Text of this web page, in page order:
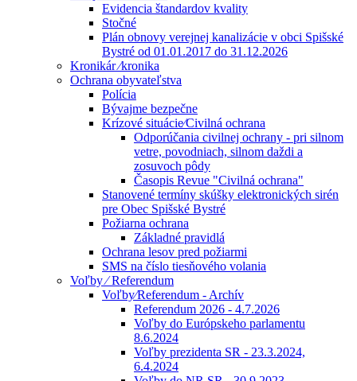
Evidencia štandardov kvality
Stočné
Plán obnovy verejnej kanalizácie v obci Spišské
Bystré od 01.01.2017 do 31.12.2026
Kronikár ⁄kronika
Ochrana obyvateľstva
Polícia
Bývajme bezpečne
Krízové situácie⁄Civilná ochrana
Odporúčania civilnej ochrany - pri silnom
vetre, povodniach, silnom daždi a
zosuvoch pôdy
Časopis Revue "Civilná ochrana"
Stanovené termíny skúšky elektronických sirén
pre Obec Spišské Bystré
Požiarna ochrana
Základné pravidlá
Ochrana lesov pred požiarmi
SMS na číslo tiesňového volania
Voľby ⁄ Referendum
Voľby⁄Referendum - Archív
Referendum 2026 - 4.7.2026
Voľby do Európskeho parlamentu
8.6.2024
Voľby prezidenta SR - 23.3.2024,
6.4.2024